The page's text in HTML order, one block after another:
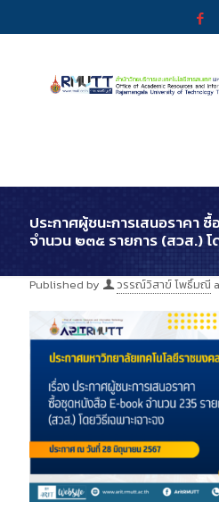
ประกาศผู้ชนะการเสนอราคา
จำนวน ๒๓๕ รายการ (สวส.) โ
Published by วรรณ์วิสาข์ โพธิ์มณี